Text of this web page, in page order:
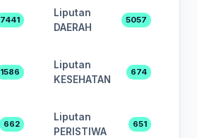
7441
Liputan
DAERAH
5057
1586
Liputan
KESEHATAN
674
662
Liputan
PERISTIWA
651